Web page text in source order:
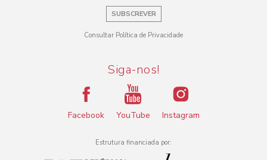
SUBSCREVER
Consultar Política de Privacidade
Siga-nos!
Facebook YouTube Instagram
Estrutura financiada por: